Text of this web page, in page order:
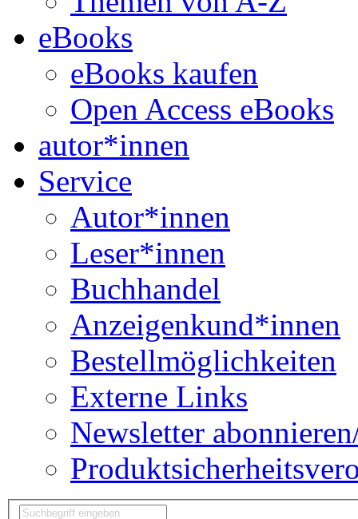
eBooks
eBooks kaufen
Open Access eBooks
autor*innen
Service
Autor*innen
Leser*innen
Buchhandel
Anzeigenkund*innen
Bestellmöglichkeiten
Externe Links
Newsletter